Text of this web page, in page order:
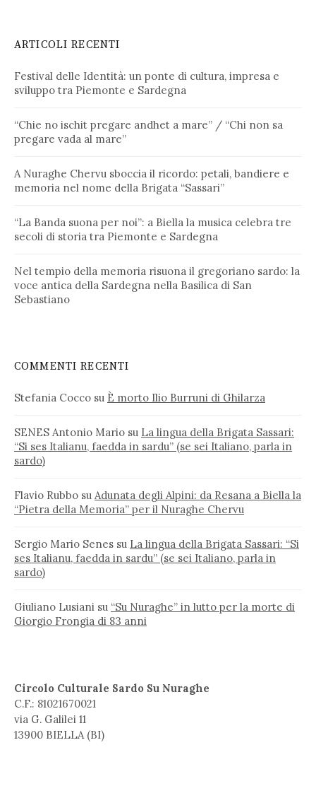
ARTICOLI RECENTI
Festival delle Identità: un ponte di cultura, impresa e
sviluppo tra Piemonte e Sardegna
“Chie no ischit pregare andhet a mare” / “Chi non sa
pregare vada al mare”
A Nuraghe Chervu sboccia il ricordo: petali, bandiere e
memoria nel nome della Brigata “Sassari”
“La Banda suona per noi”: a Biella la musica celebra tre
secoli di storia tra Piemonte e Sardegna
Nel tempio della memoria risuona il gregoriano sardo: la
voce antica della Sardegna nella Basilica di San
Sebastiano
COMMENTI RECENTI
Stefania Cocco su È morto Ilio Burruni di Ghilarza
SENES Antonio Mario su La lingua della Brigata Sassari:
“Si ses Italianu, faedda in sardu” (se sei Italiano, parla in
sardo)
Flavio Rubbo su Adunata degli Alpini: da Resana a Biella la
“Pietra della Memoria” per il Nuraghe Chervu
Sergio Mario Senes su La lingua della Brigata Sassari: “Si
ses Italianu, faedda in sardu” (se sei Italiano, parla in
sardo)
Giuliano Lusiani su “Su Nuraghe” in lutto per la morte di
Giorgio Frongia di 83 anni
Circolo Culturale Sardo Su Nuraghe
C.F.: 81021670021
via G. Galilei 11
13900 BIELLA (BI)